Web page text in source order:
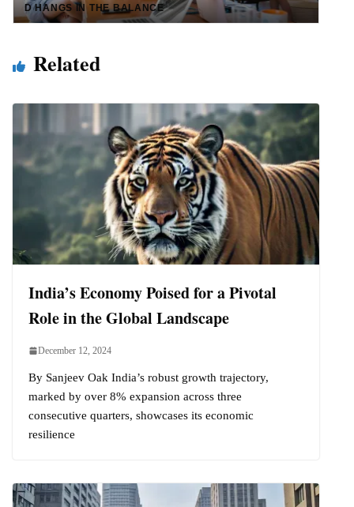
D HANGS IN THE BALANCE
Related
India’s Economy Poised for a Pivotal
Role in the Global Landscape
December 12, 2024
By Sanjeev Oak India’s robust growth trajectory,
marked by over 8% expansion across three
consecutive quarters, showcases its economic
resilience